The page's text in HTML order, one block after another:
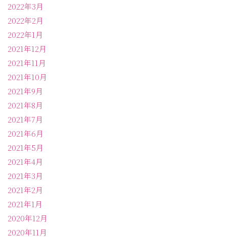
2022年3月
2022年2月
2022年1月
2021年12月
2021年11月
2021年10月
2021年9月
2021年8月
2021年7月
2021年6月
2021年5月
2021年4月
2021年3月
2021年2月
2021年1月
2020年12月
2020年11月